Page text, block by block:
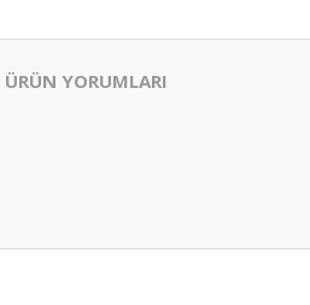
ÜRÜN YORUMLARI